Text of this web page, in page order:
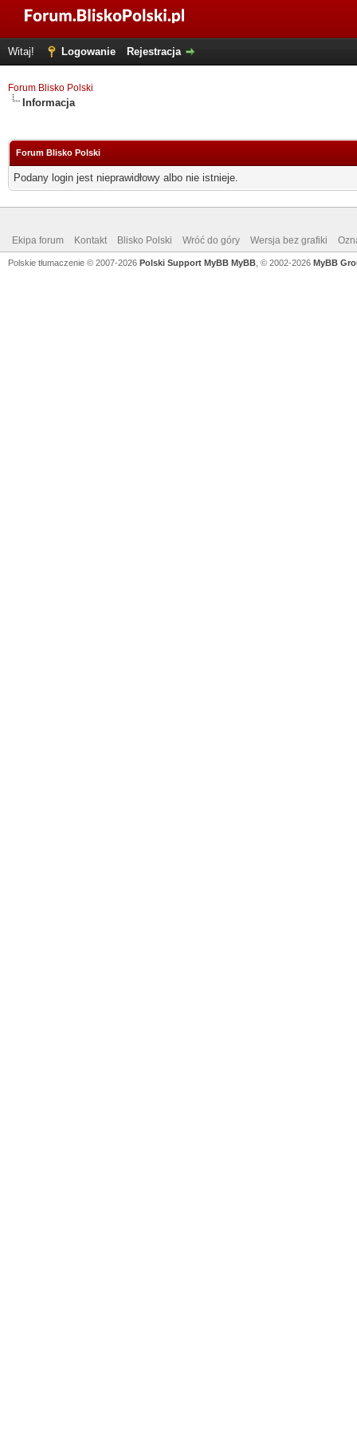
Witaj! Logowanie Rejestracja
Forum Blisko Polski
Informacja
Forum Blisko Polski
Podany login jest nieprawidłowy albo nie istnieje.
Ekipa forum Kontakt Blisko Polski Wróć do góry Wersja bez grafiki
Polskie tłumaczenie © 2007-2026 Polski Support MyBB MyBB , © 2002-2026 MyBB